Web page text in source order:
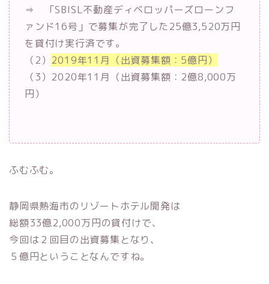
⇒ 「SBISL不動産ディベロッパーズローンフ
ァンド16号」で募集が完了した25億3,520万円
を貸付け実行済です。
（2） 2019年11月（出資募集額：5億円）
（3）2020年11月（出資募集額：2億8,000万
円）
ふむふむ。
静岡県熱海市のリゾートホテル開発は
総額33億2,000万円の貸付けで、
今回は２回目の出資募集となり、
５億円ということなんですね。